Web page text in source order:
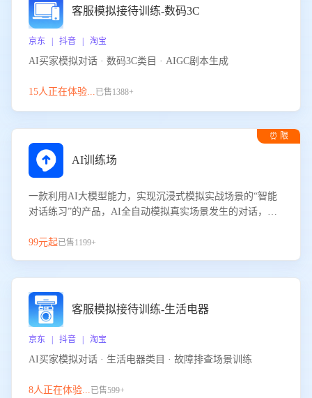
客服模拟接待训练-数码3C
京东 | 抖音 | 淘宝
AI买家模拟对话 · 数码3C类目 · AIGC剧本生成
15人正在体验...已售1388+
⏰ 限
AI训练场
一款利用AI大模型能力，实现沉浸式模拟实战场景的“智能
对话练习”的产品，AI全自动模拟真实场景发生的对话，企
服能力。
99元起已售1199+
客服模拟接待训练-生活电器
京东 | 抖音 | 淘宝
AI买家模拟对话 · 生活电器类目 · 故障排查场景训练
8人正在体验...已售599+